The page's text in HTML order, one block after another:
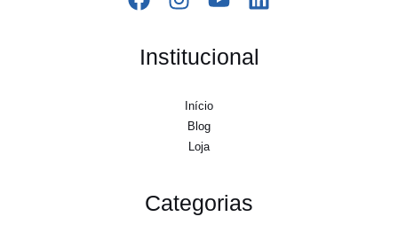
Institucional
Início
Blog
Loja
Categorias